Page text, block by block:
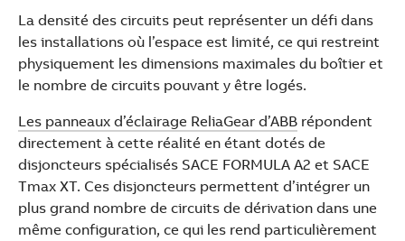
La densité des circuits peut représenter un défi dans
les installations où l’espace est limité, ce qui restreint
physiquement les dimensions maximales du boîtier et
le nombre de circuits pouvant y être logés.
Les panneaux d’éclairage ReliaGear d’ABB répondent
directement à cette réalité en étant dotés de
disjoncteurs spécialisés SACE FORMULA A2 et SACE
Tmax XT. Ces disjoncteurs permettent d’intégrer un
plus grand nombre de circuits de dérivation dans une
même configuration, ce qui les rend particulièrement